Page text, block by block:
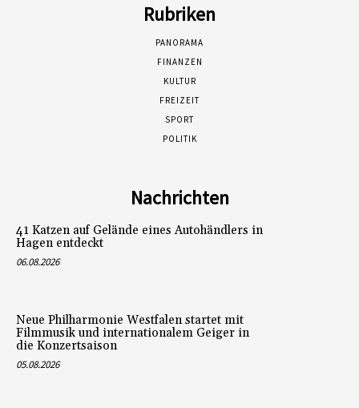
Rubriken
PANORAMA
FINANZEN
KULTUR
FREIZEIT
SPORT
POLITIK
Nachrichten
41 Katzen auf Gelände eines Autohändlers in
Hagen entdeckt
06.08.2026
Neue Philharmonie Westfalen startet mit
Filmmusik und internationalem Geiger in
die Konzertsaison
05.08.2026